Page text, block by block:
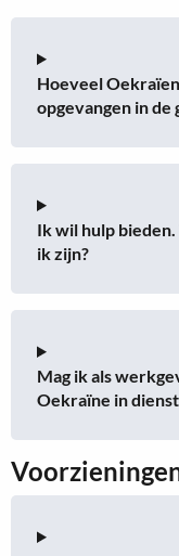
Hoeveel
opgevangen in de
Ik wil hulp
ik zijn?
Mag ik als
Oekraïne in